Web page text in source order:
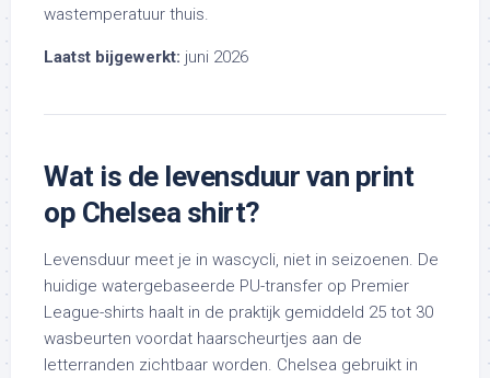
wastemperatuur thuis.
Laatst bijgewerkt: juni 2026
Wat is de levensduur van print
op Chelsea shirt?
Levensduur meet je in wascycli, niet in seizoenen. De
huidige watergebaseerde PU-transfer op Premier
League-shirts haalt in de praktijk gemiddeld 25 tot 30
wasbeurten voordat haarscheurtjes aan de
letterranden zichtbaar worden. Chelsea gebruikt in